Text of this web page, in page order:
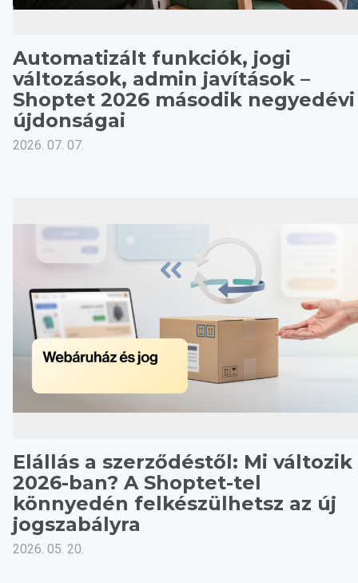
Automatizált funkciók, jogi
változások, admin javítások –
Shoptet 2026 második negyedévi
újdonságai
2026. 07. 07.
Elállás a szerződéstől: Mi változik
2026-ban? A Shoptet-tel
könnyedén felkészülhetsz az új
jogszabályra
2026. 05. 20.